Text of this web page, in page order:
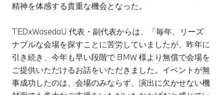
精神を体感する貴重な機会となった。
TEDxWasedaU 代表・副代表からは、「毎年、リーズ
ナブルな会場を探すことに苦労していましたが、昨年に
引き続き、今年も早い段階で BMW 様より無償で会場を
ご提供いただけるお話をいただきました。イベントが無
事成功したのは、会場のみならず、演出に欠かせない機